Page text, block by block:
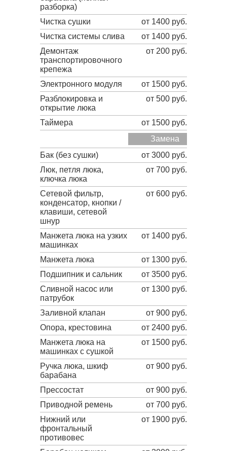
разборка)
Чистка сушки
от 1400 руб.
Чистка системы слива
от 1400 руб.
Демонтаж
транспортировочного
крепежа
от 200 руб.
Электронного модуля
от 1500 руб.
Разблокировка и
открытие люка
от 500 руб.
Таймера
от 1500 руб.
Замена
Бак (без сушки)
от 3000 руб.
Люк, петля люка,
ключка люка
от 700 руб.
Сетевой фильтр,
конденсатор, кнопки /
клавиши, сетевой
шнур
от 600 руб.
Манжета люка на узких
машинках
от 1400 руб.
Манжета люка
от 1300 руб.
Подшипник и сальник
от 3500 руб.
Сливной насос или
патрубок
от 1300 руб.
Заливной клапан
от 900 руб.
Опора, крестовина
от 2400 руб.
Манжета люка на
машинках с сушкой
от 1500 руб.
Ручка люка, шкиф
барабана
от 900 руб.
Прессостат
от 900 руб.
Приводной ремень
от 700 руб.
Нижний или
фронтальный
противовес
от 1900 руб.